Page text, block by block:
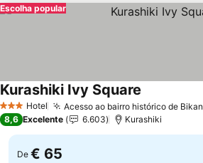
Escolha popular
3 EstrelasHotel Acesso ao bairro histórico de Bikan
Kurashiki Ivy Square
8,6 Excelente 6.603 Kurashiki
De € 65